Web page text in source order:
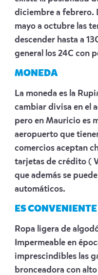
diciembre a febrero.
mayo a octubre las
descender hasta a
general los 24C con
MONEDA
La moneda es la
cambiar divisa en el
pero en Mauricio es
aeropuerto que
comercios aceptan
tarjetas de crédito (
que además se
automáticos.
ES
Ropa ligera de
Impermeable en
imprescindibles las
bronceadora con